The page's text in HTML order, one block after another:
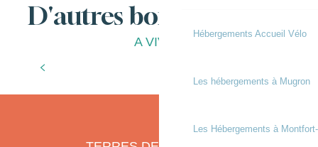
Hébergements Accueil Vélo
Les hébergements à Mugron
Les Hébergements à
D'autres bonnes choses
A VIVRE
Les spécialités